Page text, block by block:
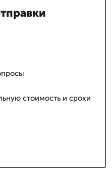
стоимость и сроки